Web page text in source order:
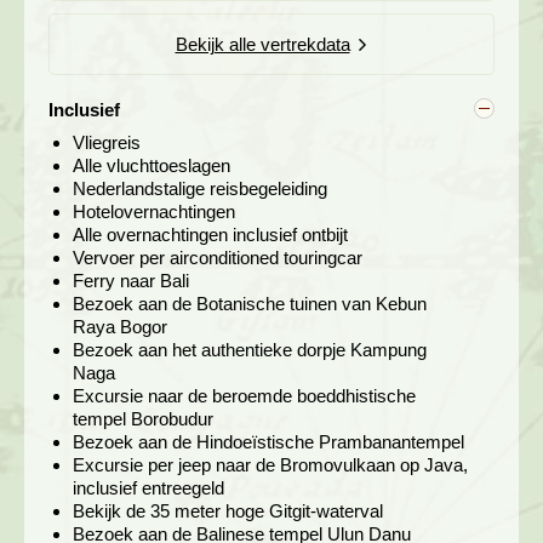
We brengen een bezoek aan het bijzondere
Naga, een authentiek en zeer traditioneel dorpje, waar
het lijkt alsof de tijd al jaren stil heeft gestaan. Het dorp
ligt in een vallei aan een rivier en om hier te komen moet
je een lange trap af- en ook weer oplopen. Het is de
inspanning echter zeker waard. De witte huisjes met een
dak van palmbladeren liggen in een groene vallei met
rijstterrassen en bossen.
In de namiddag arriveren we inPangandaran . Dit
vissersdorp biedt alle gelegenheid om van de tropische
zon, zee en stranden te genieten. Verken per fiets of
becak het platteland met de groene plantages,
Bekijk alle vertrekdata
Inclusief
Vliegreis
Alle vluchttoeslagen
Nederlandstalige reisbegeleiding
Hotelovernachtingen
Alle overnachtingen inclusief ontbijt
Vervoer per airconditioned touringcar
Ferry naar Bali
Bezoek aan de Botanische tuinen van Kebun
Raya Bogor
Bezoek aan het authentieke dorpje Kampung
Naga
Excursie naar de beroemde boeddhistische
tempel Borobudur
Bezoek aan de Hindoeïstische Prambanantempel
Excursie per jeep naar de Bromovulkaan op Java,
inclusief entreegeld
Bekijk de 35 meter hoge Gitgit-waterval
Bezoek aan de Balinese tempel Ulun Danu